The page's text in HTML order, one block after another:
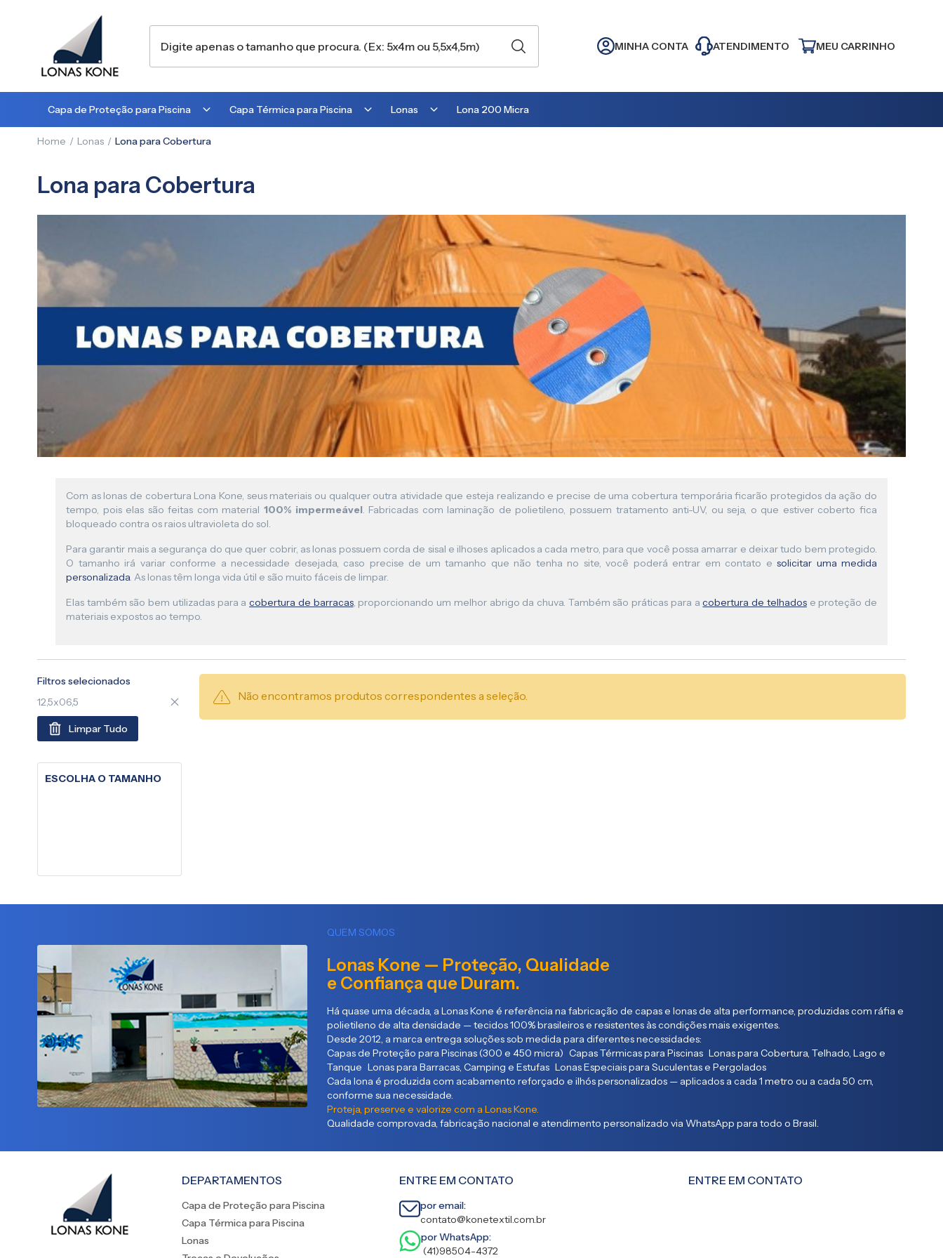
MINHA CONTA ATENDIMENTO MEU CARRINHO
Capa de Proteção para Piscina
300 MICRA
Capa Térmica para Piscina Lonas
Lona para Barraca
Lona para Camping
Lona para Estufa
Lona para cobrir Suculentas
Lona para Pergolado
Lona 200 Micra
Home Lonas Lona para Cobertura
Lona para Cobertura
Com as lonas de cobertura Lona Kone, seus materiais ou qualquer outra atividade que esteja realizando e precise de uma cobertura temporária ficarão protegidos da ação do
tempo, pois elas são feitas com material 100% impermeável. Fabricadas com laminação de polietileno, possuem tratamento anti-UV, ou seja, o que estiver coberto fica
bloqueado contra os raios ultravioleta do sol.
Para garantir mais a segurança do que quer cobrir, as lonas possuem corda de sisal e ilhoses aplicados a cada metro, para que você possa amarrar e deixar tudo bem protegido.
O tamanho irá variar conforme a necessidade desejada, caso precise de um tamanho que não tenha no site, você poderá entrar em contato e solicitar uma medida
personalizada. As lonas têm longa vida útil e são muito fáceis de limpar.
Elas também são bem utilizadas para acobertura de barracas, proporcionando um melhor abrigo da chuva. Também são práticas para acobertura de telhadose proteção de
materiais expostos ao tempo.
Não encontramos produtos correspondentes a seleção.
Filtros selecionados
12,5x06,5
Limpar Tudo
ESCOLHA O TAMANHO
QUEM SOMOS
Lonas Kone — Proteção, Qualidade
e Confiança que Duram.
Há quase uma década, a Lonas Kone é referência na fabricação de capas e lonas de alta performance, produzidas com ráfia e
polietileno de alta densidade — tecidos 100% brasileiros e resistentes às condições mais exigentes.
Desde 2012, a marca entrega soluções sob medida para diferentes necessidades:
Capas de Proteção para Piscinas (300 e 450 micra) Capas Térmicas para Piscinas Lonas para Cobertura, Telhado, Lago e
Tanque Lonas para Barracas, Camping e Estufas Lonas Especiais para Suculentas e Pergolados
Cada lona é produzida com acabamento reforçado e ilhós personalizados — aplicados a cada 1 metro ou a cada 50 cm,
conforme sua necessidade.
Proteja, preserve e valorize com a Lonas Kone.
Qualidade comprovada, fabricação nacional e atendimento personalizado via WhatsApp para todo o Brasil.
DEPARTAMENTOS
Capa de Proteção para Piscina
Capa Térmica para Piscina
Lonas
ENTRE EM CONTATO
por email:
contato@konetextil.com.br
por WhatsApp:
(41)98504-4372
ENTRE EM CONTATO